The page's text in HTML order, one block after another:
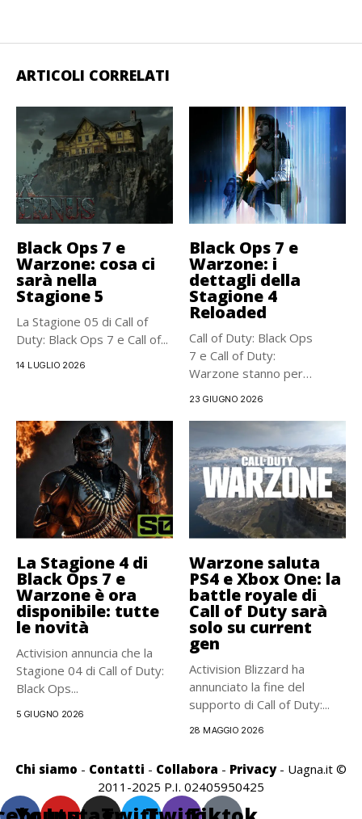
ARTICOLI CORRELATI
Black Ops 7 e
Warzone: cosa ci
sarà nella
Stagione 5
La Stagione 05 di Call of
Duty: Black Ops 7 e Call of...
14 LUGLIO 2026
Black Ops 7 e
Warzone: i
dettagli della
Stagione 4
Reloaded
Call of Duty: Black Ops
7 e Call of Duty:
Warzone stanno per
23 GIUGNO 2026
La Stagione 4 di
Black Ops 7 e
Warzone è ora
disponibile: tutte
le novità
Activision annuncia che la
Stagione 04 di Call of Duty:
Black Ops...
5 GIUGNO 2026
Warzone saluta
PS4 e Xbox One: la
battle royale di
Call of Duty sarà
solo su current
gen
Activision Blizzard ha
annunciato la fine del
supporto di Call of Duty:...
28 MAGGIO 2026
Chi siamo - Contatti - Collabora - Privacy- Uagna.it ©
2011-2025 P.I. 02405950425